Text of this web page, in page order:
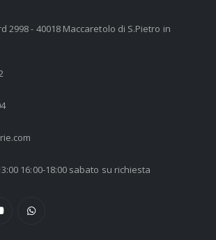
2998 - 40018 Maccaretolo di S.Pietro in
16:00-18:00 sabato su richiesta